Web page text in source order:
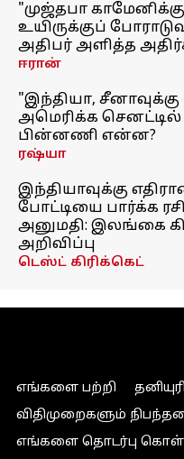
"முஜ்தபா
உயிருக்குப்
அதிபர் அளித்த
ஈரான்
"இந்தியா, சீனாவுக்கு
அமெரிக்க
பின்னணி என்ன?
ரஷ்யா
இந்தியாவுக்கு
போட்டியை பார்க்க
அனுமதி: இலங்கை
அறிவிப்பு
டெஸ்ட் கிரிக்கெட்
எங்களை பற்றி
விதிமுறைகளும்
எங்களை தொடர்பு